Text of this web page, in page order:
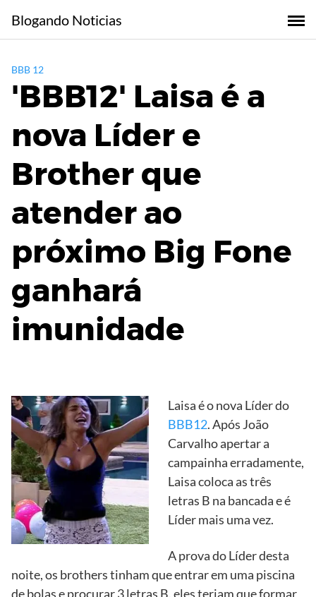
content
Blogando Noticias
BBB 12
'BBB12' Laisa é a
nova Líder e
Brother que
atender ao
próximo Big Fone
ganhará
imunidade
Laisa é o nova Líder do
BBB12. Após João
Carvalho apertar a
campainha erradamente,
Laisa coloca as três
letras B na bancada e é
Líder mais uma vez.
A prova do Líder desta
noite, os brothers tinham que entrar em uma piscina
de bolas e procurar 3 letras B, eles teriam que formar